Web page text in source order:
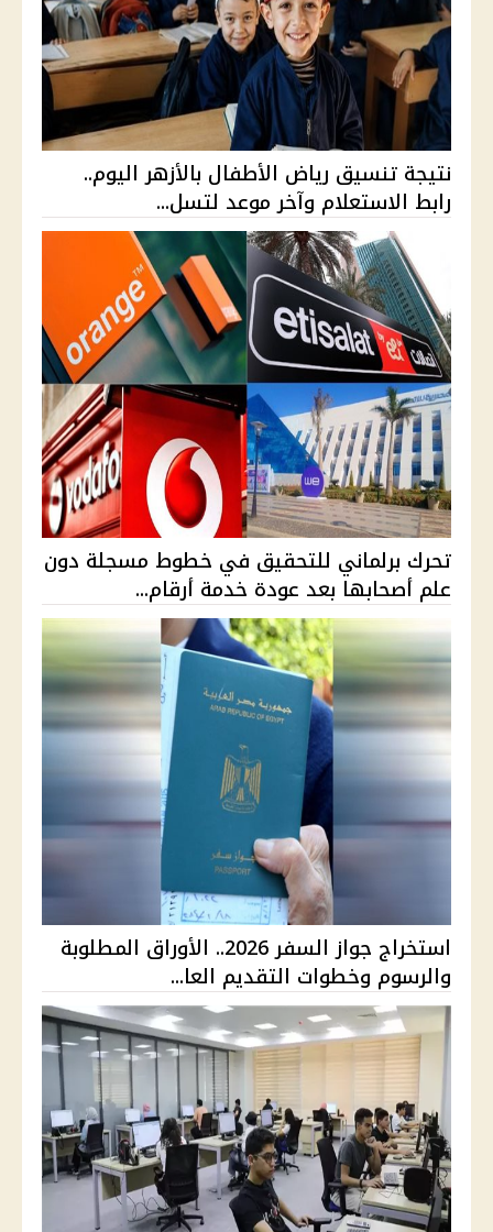
نتيجة تنسيق رياض الأطفال بالأزهر اليوم..
رابط الاستعلام وآخر موعد لتسل...
تحرك برلماني للتحقيق في خطوط مسجلة دون
علم أصحابها بعد عودة خدمة أرقام...
استخراج جواز السفر 2026.. الأوراق المطلوبة
والرسوم وخطوات التقديم العا...